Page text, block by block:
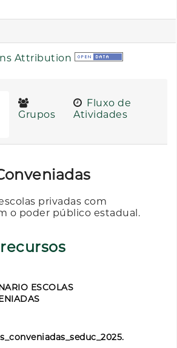
Attribution
Grupos
Fluxo de
Atividades
privadas com
o poder público estadual.
ESCOLAS